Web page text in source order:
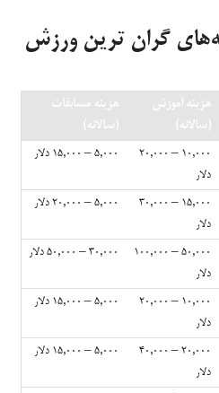
گران ترین ورزش
هزینه آموزش
(سالانه)
هزینه مسابقات
(سالانه)
۱۰,۰۰۰ – ۲۰,۰۰۰
دلار
۵,۰۰۰ – ۱۵,۰۰۰ دلار
۱۵,۰۰۰ – ۳۰,۰۰۰
دلار
۵,۰۰۰ – ۲۰,۰۰۰ دلار
۵۰,۰۰۰ – ۱۰۰,۰۰۰
دلار
۳۰,۰۰۰ – ۵۰,۰۰۰ دلار
۱۰,۰۰۰ – ۲۰,۰۰۰
دلار
۵,۰۰۰ – ۱۵,۰۰۰ دلار
۲۰,۰۰۰ – ۴۰,۰۰۰
دلار
۵,۰۰۰ – ۱۵,۰۰۰ دلار